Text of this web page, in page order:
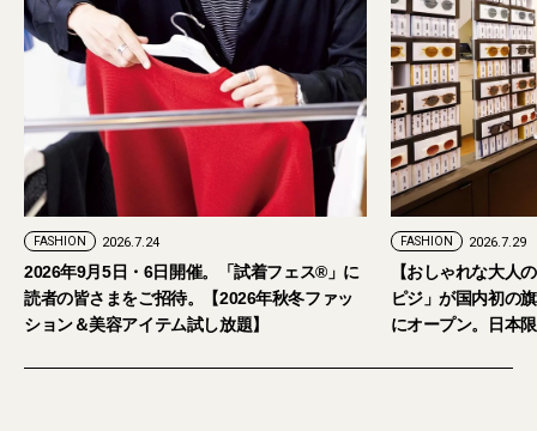
試着フェス®︎」に
年秋冬ファッ
題】
【おしゃれな大人のアイウェア】パリ発「イジ
ピジ」が国内初の旗艦店をキャットストリート
にオープン。日本限定サングラスも登場